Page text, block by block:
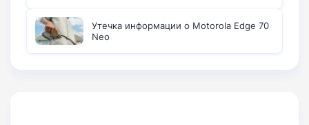
Утечка информации о Motorola Edge 70
Neo